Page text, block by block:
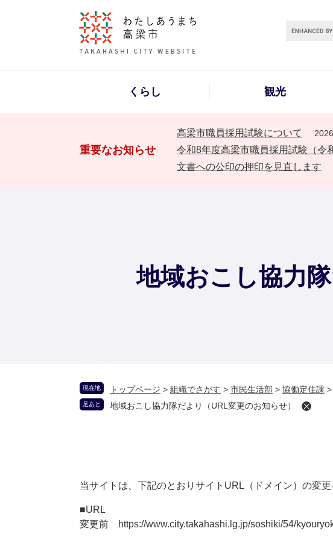
くらし 観光
重要なお知らせ
高梁市職員採用試験について
令和8年度高梁市職員採用試験（令
文書への公印の押印を見直します
地域おこし協力
現在地 トップページ > 組織でさがす > 市民生活部 > 協働定住課 >
足あと 地域おこし協力隊だより（URL変更のお知らせ）
当サイトは、下記のとおりサイトURL（ドメイン）の変更
■URL
変更前 https://www.city.takahashi.lg.jp/soshiki/54/